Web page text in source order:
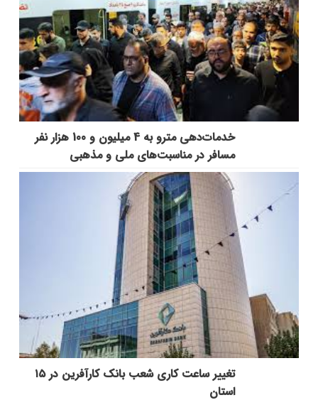
خدمات‌دهي مترو به 4 ميليون و 100 هزار نفر
مسافر در مناسبت‌هاي ملي و مذهبي
تغییر ساعت کاری شعب بانک کارآفرین در ۱۵
استان